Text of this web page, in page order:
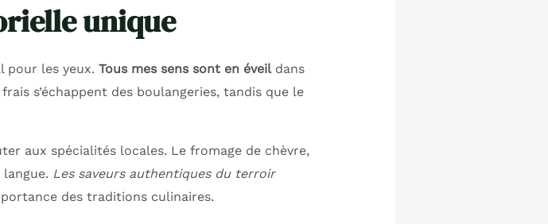
unique
pour les yeux. Tous mes sens sont en éveildans
s’échappent des boulangeries, tandis que le
aux spécialités locales. Le fromage de chèvre,
Les saveurs authentiques du terroir
des traditions culinaires.